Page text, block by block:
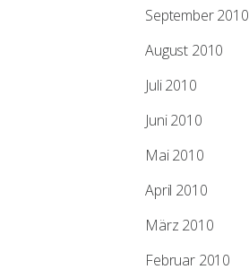
September 2010
August 2010
Juli 2010
Juni 2010
Mai 2010
April 2010
März 2010
Februar 2010